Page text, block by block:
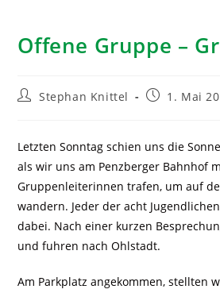
Offene Gruppe –
Stephan Knittel 1. Mai
Letzten Sonntag schien uns die
als wir uns am Penzberger Bahnhof
Gruppenleiterinnen trafen, um auf
wandern. Jeder der acht
dabei. Nach einer kurzen
und fuhren nach Ohlstadt.
Am Parkplatz angekommen, stellten